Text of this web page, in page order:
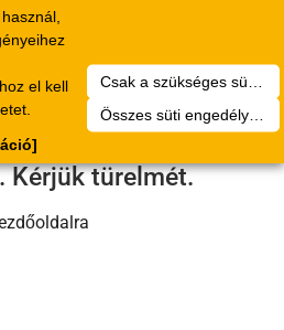
el kell
Összes süti engedélyezése
hiba történt.
hamarosan
Kérjük türelmét.